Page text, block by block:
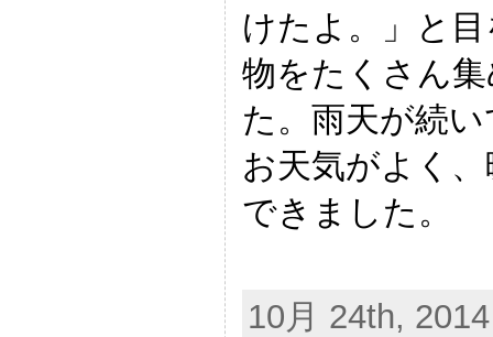
けたよ。」と
物をたくさん
た。雨天が続
お天気がよく
できました。
10月 24th,